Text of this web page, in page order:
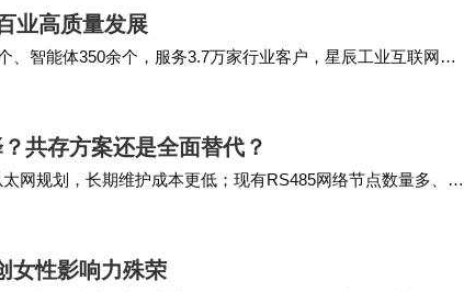
业高质量发展
智能体350余个，服务3.7万家行业客户，星辰工业互联网平
，让词元（Token）价值真正…
共存方案还是全面替代？
网规划，长期维护成本更低；现有RS485网络节点数量多、轮
云、远程运维、数字孪生等需求，需…
女性影响力殊荣